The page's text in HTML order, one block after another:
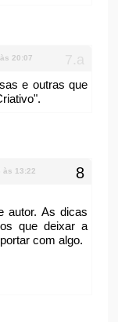
20:07
e outras que
às 13:22
autor. As dicas
que deixar a
com algo.